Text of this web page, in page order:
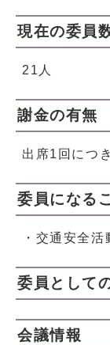
現在の委員
21人
謝金の有無
出席1回につ
委員になる
・交通安全
委員として
会議情報